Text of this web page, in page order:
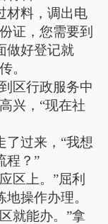
材料，调出电
证，您需要到
做好登记就
。
区行政服务中
兴，“现在社
了过来，“我想
程？”
区上。”屈利
操作办理。
就能办。”拿